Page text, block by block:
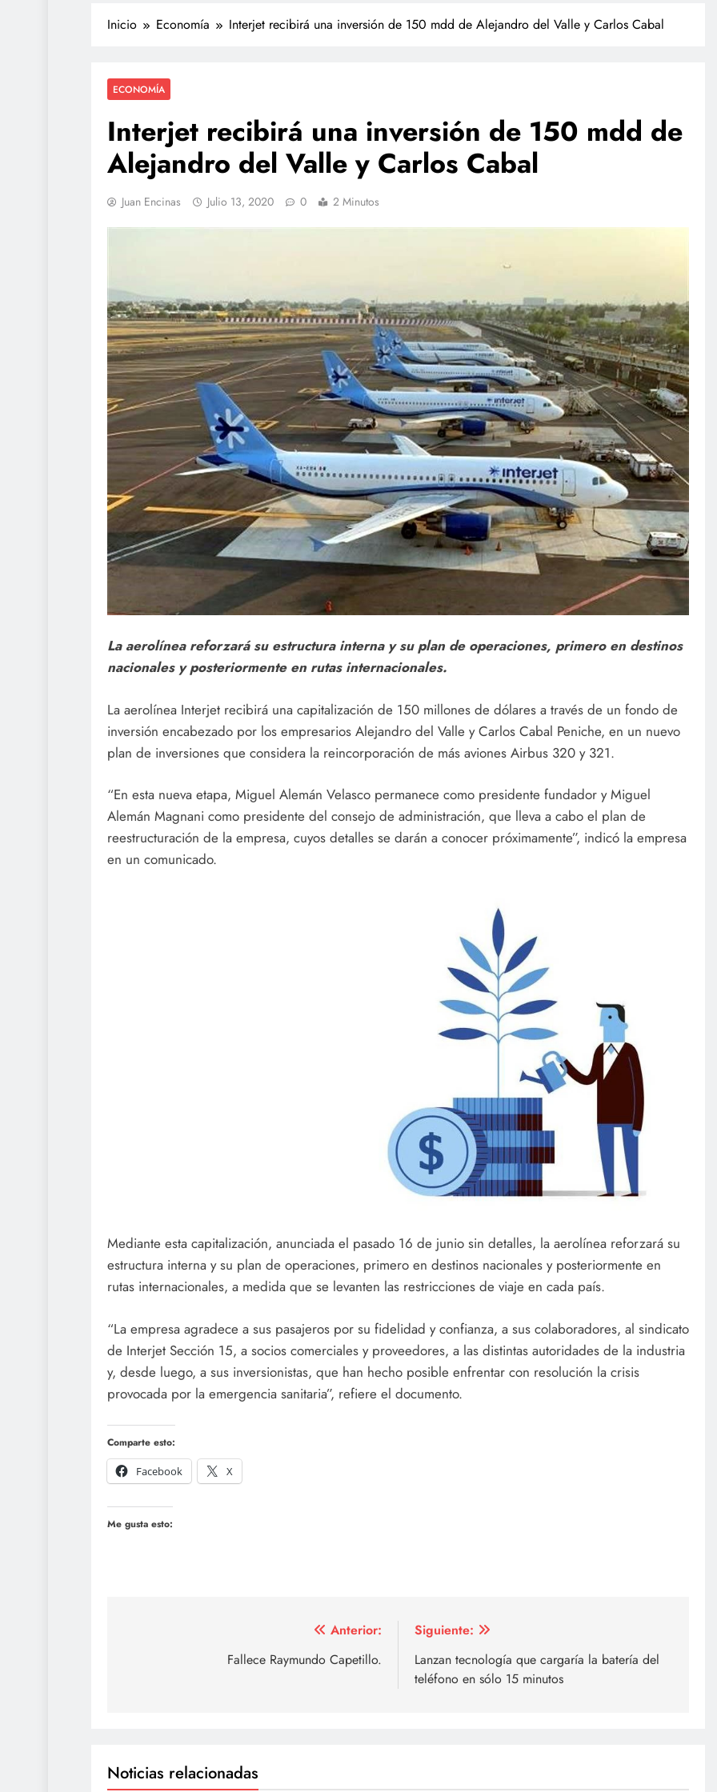
Inicio Economía Interjet recibirá una inversión de 150 mdd de Alejandro del Valle y Carlos Cabal
ECONOMÍA
Interjet recibirá una inversión de 150 mdd de
Alejandro del Valle y Carlos Cabal
Juan Encinas Julio 13, 2020 0 2 Minutos
La aerolínea reforzará su estructura interna y su plan de operaciones, primero en destinos
nacionales y posteriormente en rutas internacionales.
La aerolínea Interjet recibirá una capitalización de 150 millones de dólares a través de un fondo de
inversión encabezado por los empresarios Alejandro del Valle y Carlos Cabal Peniche, en un nuevo
plan de inversiones que considera la reincorporación de más aviones Airbus 320 y 321.
“En esta nueva etapa, Miguel Alemán Velasco permanece como presidente fundador y Miguel
Alemán Magnani como presidente del consejo de administración, que lleva a cabo el plan de
reestructuración de la empresa, cuyos detalles se darán a conocer próximamente”, indicó la empresa
en un comunicado.
Mediante esta capitalización, anunciada el pasado 16 de junio sin detalles, la aerolínea reforzará su
estructura interna y su plan de operaciones, primero en destinos nacionales y posteriormente en
rutas internacionales, a medida que se levanten las restricciones de viaje en cada país.
“La empresa agradece a sus pasajeros por su fidelidad y confianza, a sus colaboradores, al sindicato
de Interjet Sección 15, a socios comerciales y proveedores, a las distintas autoridades de la industria
y, desde luego, a sus inversionistas, que han hecho posible enfrentar con resolución la crisis
provocada por la emergencia sanitaria”, refiere el documento.
Comparte esto:
Facebook
X
Me gusta esto:
Anterior:
Fallece Raymundo Capetillo.
Siguiente:
Lanzan tecnología que cargaría la batería del
teléfono en sólo 15 minutos
Noticias relacionadas
Propuesta para la regulación de
de agosto: Sheinbaum
junio 15, 2026